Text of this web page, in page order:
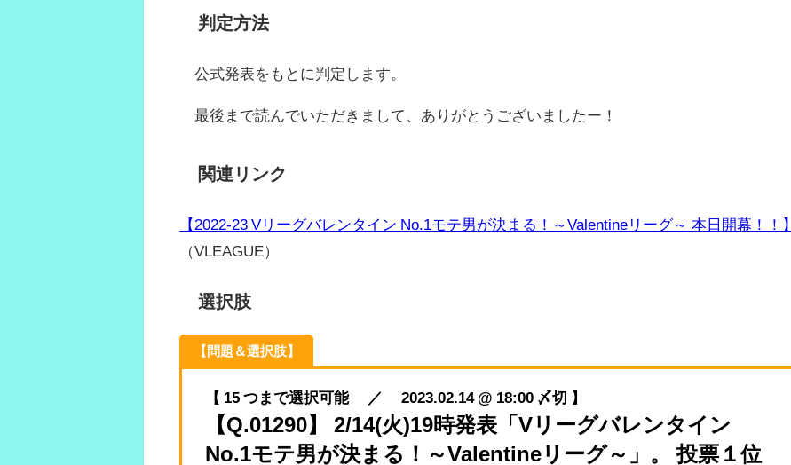
判定方法
公式発表をもとに判定します。
最後まで読んでいただきまして、ありがとうございましたー！
関連リンク
【2022-23 Vリーグバレンタイン No.1モテ男が決まる！～Valentineリーグ～ 本日開幕！！】
（VLEAGUE）
選択肢
【問題＆選択肢】
【 15 つまで選択可能 ／ 2023.02.14 @ 18:00 〆切 】
【Q.01290】 2/14(火)19時発表「Vリーグバレンタイン
No.1モテ男が決まる！～Valentineリーグ～」。 投票１位